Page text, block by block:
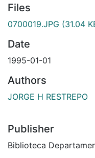
Files
0700019.JPG (31.04
Date
1995-01-01
Authors
JORGE H RESTREPO
Publisher
Biblioteca